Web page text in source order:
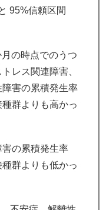
95%信頼区間
の時点でのうつ
レス関連障害、
害の累積発生率
群よりも高かっ
の累積発生率
群よりも低かっ